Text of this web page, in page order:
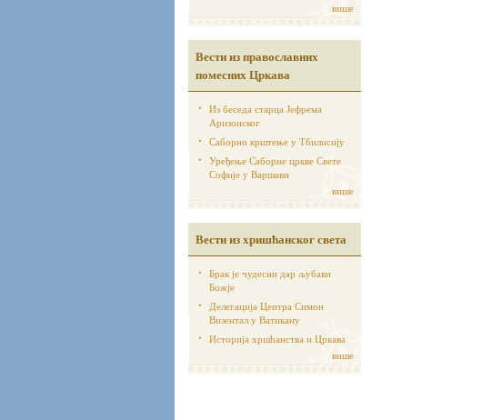
више
Вести из православних
помесних Цркава
Из беседа старца Јефрема
Аризонског
Саборно крштење у Тбилисију
Уређење Саборне цркве Свете
Софије у Варшави
више
Вести из хришћанског света
Брак је чудесни дар љубави
Божје
Делегација Центра Симон
Визентал у Ватикану
Историја хршћанства и Цркава
више